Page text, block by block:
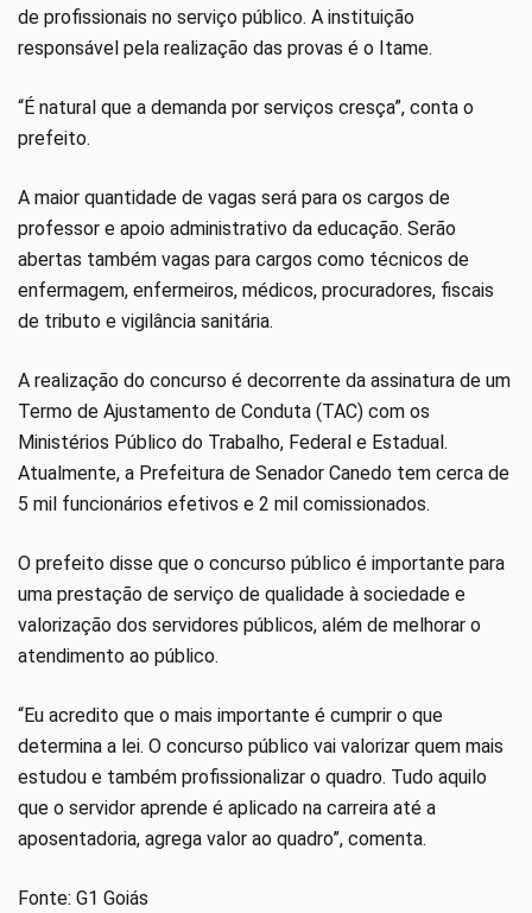
de profissionais no serviço público. A instituição
responsável pela realização das provas é o Itame.
“É natural que a demanda por serviços cresça”, conta o
prefeito.
A maior quantidade de vagas será para os cargos de
professor e apoio administrativo da educação. Serão
abertas também vagas para cargos como técnicos de
enfermagem, enfermeiros, médicos, procuradores, fiscais
de tributo e vigilância sanitária.
A realização do concurso é decorrente da assinatura de um
Termo de Ajustamento de Conduta (TAC) com os
Ministérios Público do Trabalho, Federal e Estadual.
Atualmente, a Prefeitura de Senador Canedo tem cerca de
5 mil funcionários efetivos e 2 mil comissionados.
O prefeito disse que o concurso público é importante para
uma prestação de serviço de qualidade à sociedade e
valorização dos servidores públicos, além de melhorar o
atendimento ao público.
“Eu acredito que o mais importante é cumprir o que
determina a lei. O concurso público vai valorizar quem mais
estudou e também profissionalizar o quadro. Tudo aquilo
que o servidor aprende é aplicado na carreira até a
aposentadoria, agrega valor ao quadro”, comenta.
Fonte: G1 Goiás